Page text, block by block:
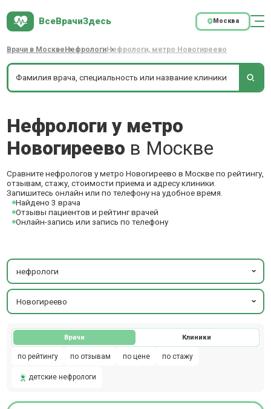
ВсеВрачиЗдесь Москва
Врачи в Москве Нефрологи Нефрологи, метро Новогиреево
Нефрологи у метро
Новогиреево в Москве
Сравните нефрологов у метро Новогиреево в Москве по рейтингу,
отзывам, стажу, стоимости приема и адресу клиники.
Запишитесь онлайн или по телефону на удобное время.
Найдено 3 врача
Отзывы пациентов и рейтинг врачей
Онлайн-запись или запись по телефону
нефрологи
Новогиреево
Врачи Клиники
по рейтингу по отзывам по цене по стажу
детские нефрологи